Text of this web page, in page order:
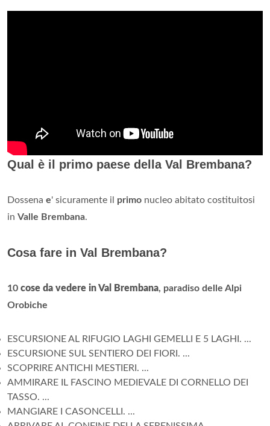
Qual è il primo paese della Val Brembana?
Dossena e' sicuramente il primo nucleo abitato costituitosi
in Valle Brembana.
Cosa fare in Val Brembana?
10 cose da vedere in Val Brembana, paradiso delle Alpi
Orobiche
ESCURSIONE AL RIFUGIO LAGHI GEMELLI E 5 LAGHI. ...
ESCURSIONE SUL SENTIERO DEI FIORI. ...
SCOPRIRE ANTICHI MESTIERI. ...
AMMIRARE IL FASCINO MEDIEVALE DI CORNELLO DEI
TASSO. ...
MANGIARE I CASONCELLI. ...